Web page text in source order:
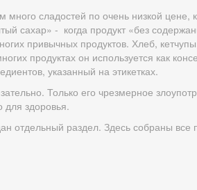
сладостей по очень низкой цене,
сахар» - когда продукт «без
привычных продуктов. Хлеб,
продуктах он используется как
указанный на этикетках.
Только его чрезмерное
для здоровья.
отдельный раздел. Здесь собраны